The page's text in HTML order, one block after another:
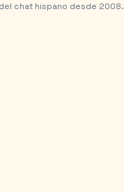
chat hispano desde 2008.